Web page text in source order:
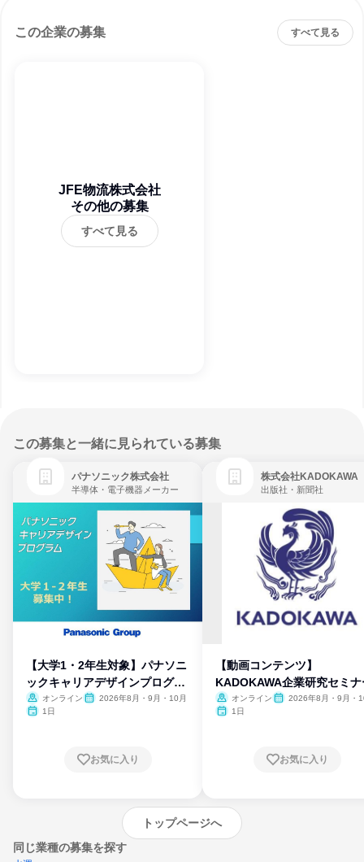
この企業の募集 すべて見る
JFE物流株式会社
その他の募集
すべて見る
この募集と一緒に見られている募集
パナソニック株式会社
半導体・電子機器メーカー
【大学1・2年生対象】パナソニ
ックキャリアデザインプログラ
ム
オンライン
2026年8月・9月・10月
1日
お気に入り
株式会社KADOKAWA
出版社・新聞社
【動画コンテンツ】
KADOKAWA企業研究セミナ
オンライン
2026年8月・9月・
1日
お気に入り
トップページへ
同じ業種の募集を探す